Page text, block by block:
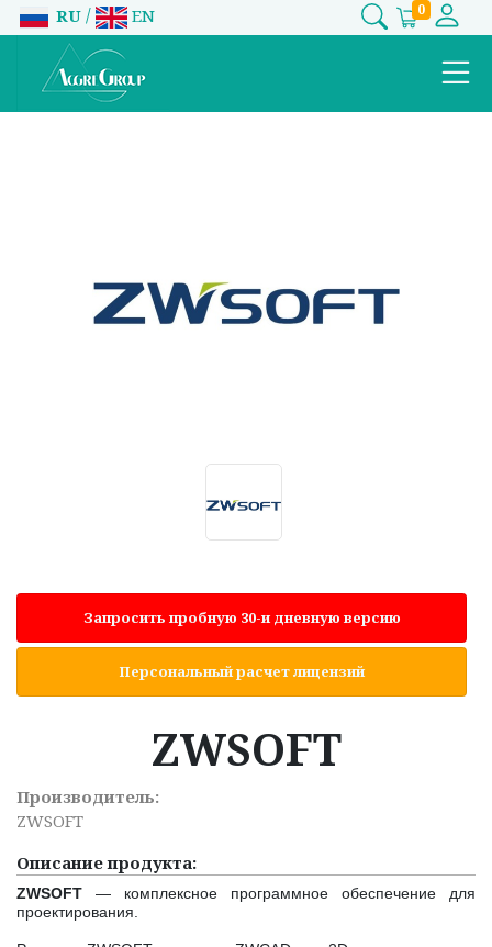
RU / EN 0
Запросить пробную 30-и дневную версию
Персональный расчет лицензий
ZWSOFT
Производитель:
ZWSOFT
Описание продукта:
ZWSOFT — комплексное программное обеспечение для
проектирования.